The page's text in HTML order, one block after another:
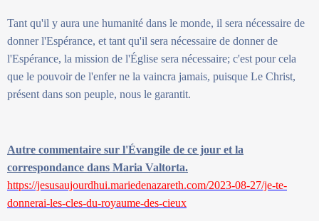
Tant qu'il y aura une humanité dans le monde, il sera nécessaire de
donner l'Espérance, et tant qu'il sera nécessaire de donner de
l'Espérance, la mission de l'Église sera nécessaire; c'est pour cela
que le pouvoir de l'enfer ne la vaincra jamais, puisque Le Christ,
présent dans son peuple, nous le garantit.
Autre commentaire sur l'Évangile de ce jour et la
correspondance dans Maria Valtorta.
https://jesusaujourdhui.mariedenazareth.com/2023-08-27/je-te-
donnerai-les-cles-du-royaume-des-cieux